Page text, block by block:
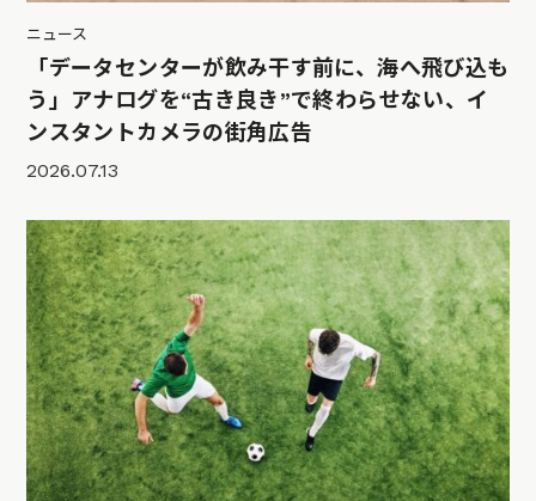
ニュース
「データセンターが飲み干す前に、海へ飛び込も
う」アナログを“古き良き”で終わらせない、イ
ンスタントカメラの街角広告
2026.07.13